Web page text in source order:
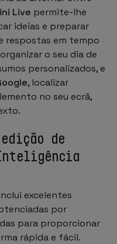
Live permite-lhe
ideias e preparar
respostas em tempo
o seu dia de
personalizados, e
, localizar
no seu ecrã,
de
excelentes
por
para proporcionar
rápida e fácil.